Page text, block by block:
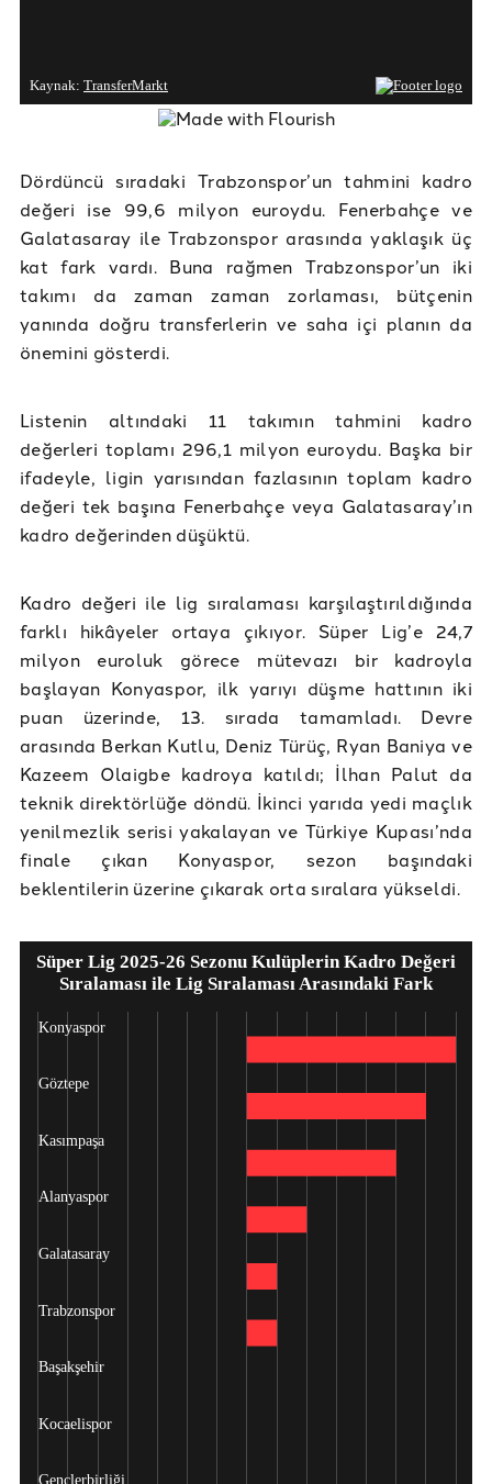
Dördüncü sıradaki Trabzonspor’un tahmini kadro
değeri ise 99,6 milyon euroydu. Fenerbahçe ve
Galatasaray ile Trabzonspor arasında yaklaşık üç
kat fark vardı. Buna rağmen Trabzonspor’un iki
takımı da zaman zaman zorlaması, bütçenin
yanında doğru transferlerin ve saha içi planın da
önemini gösterdi.
Listenin altındaki 11 takımın tahmini kadro
değerleri toplamı 296,1 milyon euroydu. Başka bir
ifadeyle, ligin yarısından fazlasının toplam kadro
değeri tek başına Fenerbahçe veya Galatasaray’ın
kadro değerinden düşüktü.
Kadro değeri ile lig sıralaması karşılaştırıldığında
farklı hikâyeler ortaya çıkıyor. Süper Lig’e 24,7
milyon euroluk görece mütevazı bir kadroyla
başlayan Konyaspor, ilk yarıyı düşme hattının iki
puan üzerinde, 13. sırada tamamladı. Devre
arasında Berkan Kutlu, Deniz Türüç, Ryan Baniya ve
Kazeem Olaigbe kadroya katıldı; İlhan Palut da
teknik direktörlüğe döndü. İkinci yarıda yedi maçlık
yenilmezlik serisi yakalayan ve Türkiye Kupası’nda
finale çıkan Konyaspor, sezon başındaki
beklentilerin üzerine çıkarak orta sıralara yükseldi.